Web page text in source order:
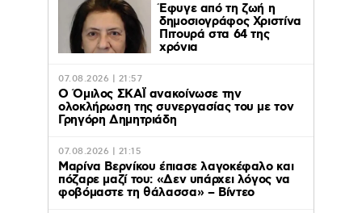
Έφυγε από τη ζωή η
δημοσιογράφος Χριστίνα
Πιτουρά στα 64 της
χρόνια
07.08.2026 | 21:57
Ο Όμιλος ΣΚΑΪ ανακοίνωσε την
ολοκλήρωση της συνεργασίας του με τον
Γρηγόρη Δημητριάδη
07.08.2026 | 21:15
Μαρίνα Βερνίκου έπιασε λαγοκέφαλο και
πόζαρε μαζί του: «Δεν υπάρχει λόγος να
φοβόμαστε τη θάλασσα» – Βίντεο